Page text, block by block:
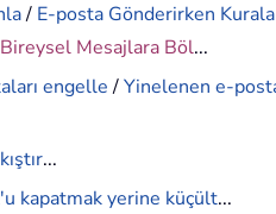
/ E-posta Gönderirken
Bireysel Mesajlara Böl...
engelle/Yinelenen e-
...
kapatmak yerine küçült...